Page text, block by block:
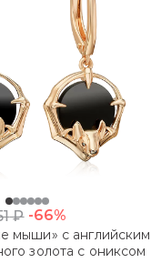
₽ -66%
мыши» с английским
золота с ониксом